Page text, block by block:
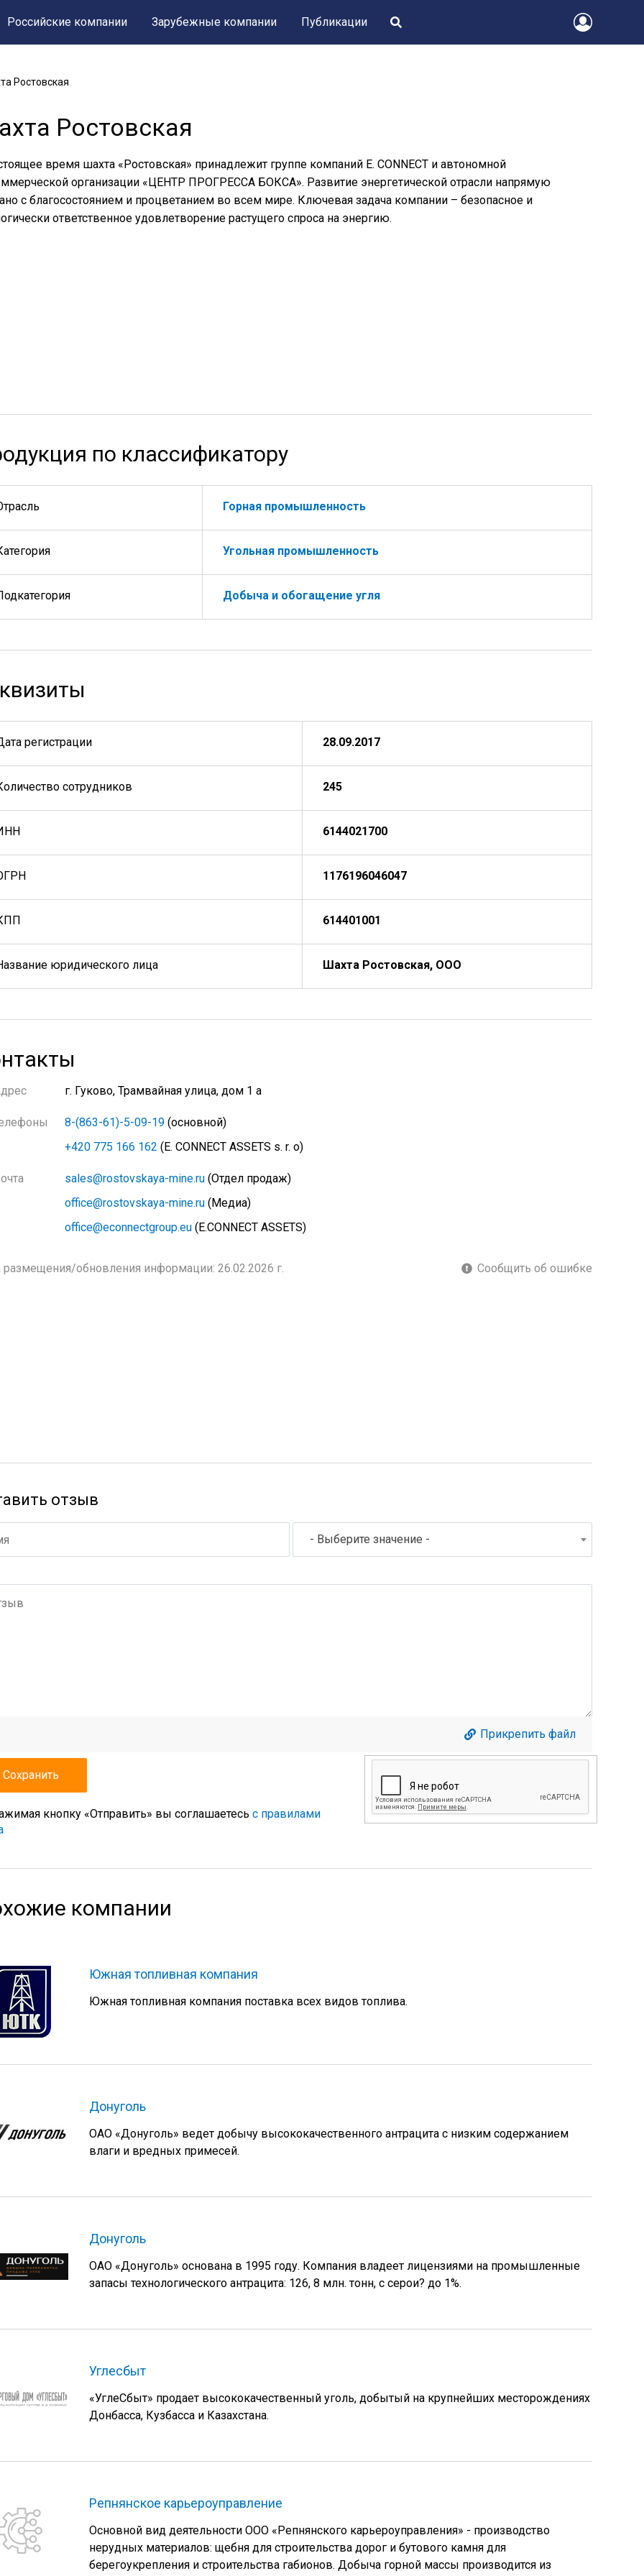
Российские компании Зарубежные компании Публикации
Ростовская
Ростовская
время шахта «Ростовская» принадлежит группе компаний E. CONNECT и автономной
организации «ЦЕНТР ПРОГРЕССА БОКСА». Развитие энергетической отрасли напрямую
с благосостоянием и процветанием во всем мире. Ключевая задача компании – безопасное и
ответственное удовлетворение растущего спроса на энергию.
по классификатору
Горная промышленность
Угольная промышленность
Добыча и обогащение угля
регистрации 28.09.2017
сотрудников 245
6144021700
1176196046047
614401001
юридического лица Шахта Ростовская, ООО
г. Гуково, Трамвайная улица, дом 1 а
8-(863-61)-5-09-19 (основной)
+420 775 166 162 (E. CONNECT ASSETS s. r. o)
sales@rostovskaya-mine.ru (Отдел продаж)
office@rostovskaya-mine.ru (Медиа)
office@econnectgroup.eu (E.CONNECT ASSETS)
размещения/обновления информации: 26.02.2026 г. Сообщить об ошибке
отзыв
- Выберите значение -
Прикрепить файл
кнопку «Отправить» вы соглашаетесь с правилами
компании
Южная топливная компания
Южная топливная компания поставка всех видов топлива.
Донуголь
ОАО «Донуголь» ведет добычу высококачественного антрацита с низким содержанием
влаги и вредных примесей.
Донуголь
ОАО «Донуголь» основана в 1995 году. Компания владеет лицензиями на промышленные
запасы технологического антрацита: 126, 8 млн. тонн, с серои? до 1%.
Углесбыт
«УглеСбыт» продает высококачественный уголь, добытый на крупнейших месторождениях
Донбасса, Кузбасса и Казахстана.
Репнянское карьероуправление
Основной вид деятельности ООО «Репнянского карьероуправления» - производство
нерудных материалов: щебня для строительства дорог и бутового камня для
берегоукрепления и строительства габионов. Добыча горной массы производится из